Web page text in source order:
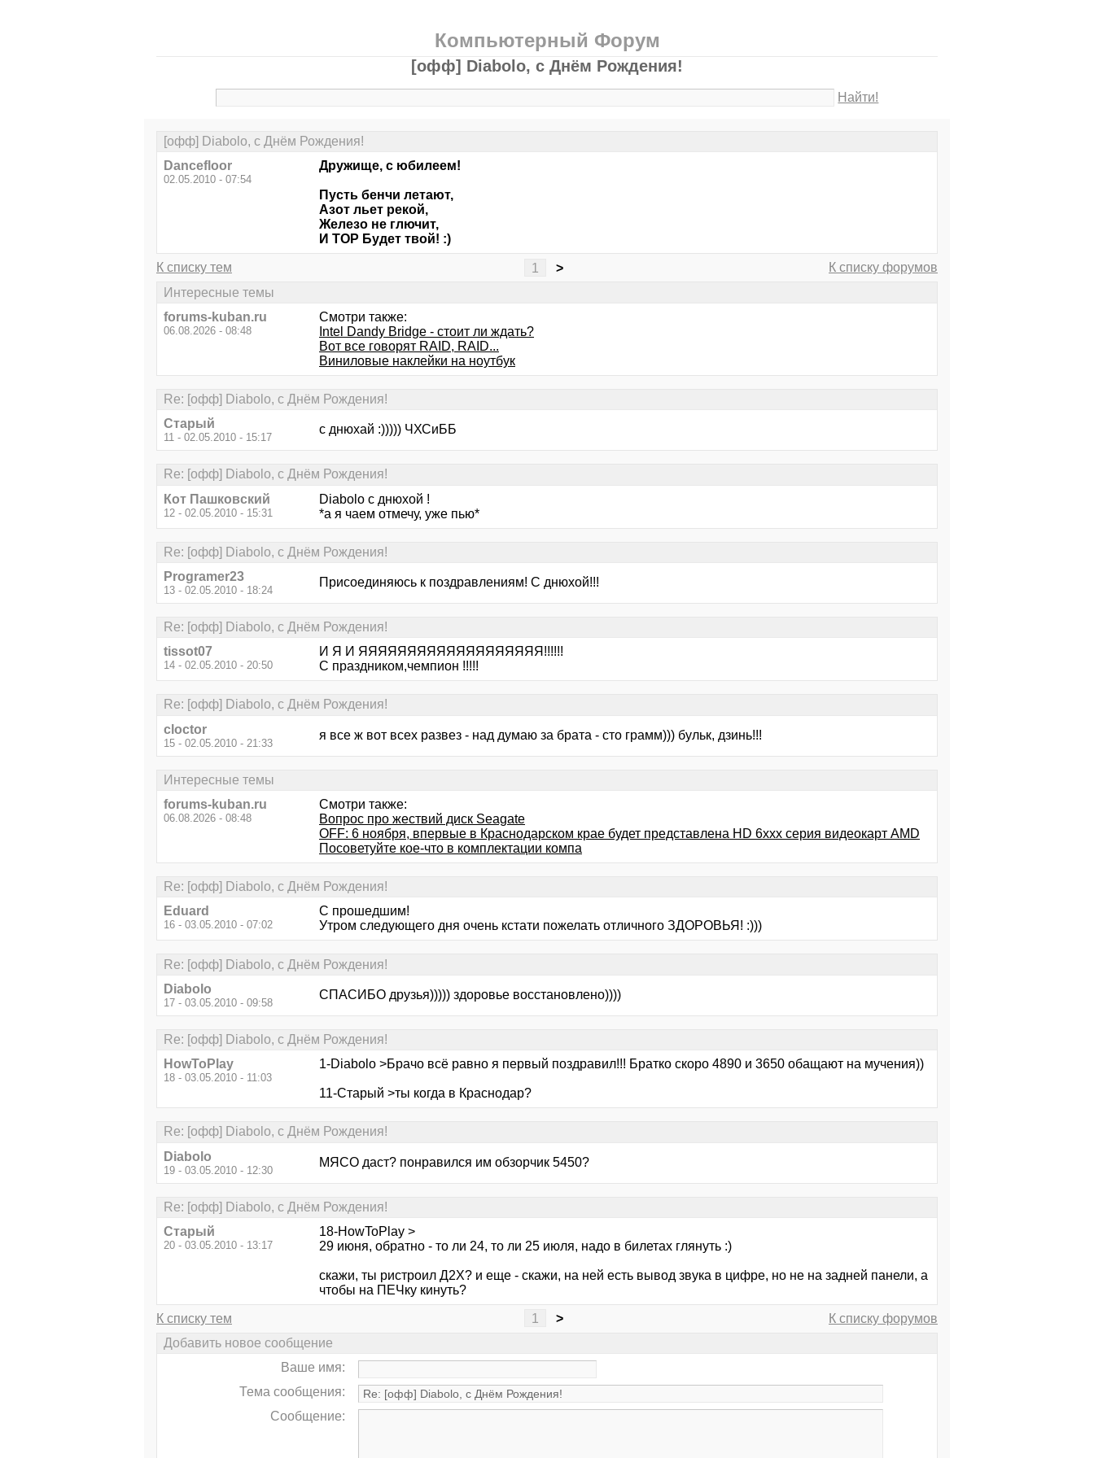
Компьютерный Форум
[офф] Diabolo, с Днём Рождения!
Найти!
[офф] Diabolo, с Днём Рождения!
Dancefloor
02.05.2010 - 07:54
Дружище, с юбилеем!
Пусть бенчи летают,
Азот льет рекой,
Железо не глючит,
И TOP Будет твой! :)
К списку тем 1 >
К списку форумов
Интересные темы
forums-kuban.ru
06.08.2026 - 08:48
Смотри также:
Intel Dandy Bridge - стоит ли ждать?
Вот все говорят RAID, RAID...
Виниловые наклейки на ноутбук
Re: [офф] Diabolo, с Днём Рождения!
Старый
11 - 02.05.2010 - 15:17
c днюхай :))))) ЧХСиББ
Re: [офф] Diabolo, с Днём Рождения!
Кот Пашковский
12 - 02.05.2010 - 15:31
Diabolo с днюхой !
*а я чаем отмечу, уже пью*
Re: [офф] Diabolo, с Днём Рождения!
Programer23
13 - 02.05.2010 - 18:24
Присоединяюсь к поздравлениям! С днюхой!!!
Re: [офф] Diabolo, с Днём Рождения!
tissot07
14 - 02.05.2010 - 20:50
И Я И ЯЯЯЯЯЯЯЯЯЯЯЯЯЯЯЯЯЯЯ!!!!!!
С праздником,чемпион !!!!!
Re: [офф] Diabolo, с Днём Рождения!
cloctor
15 - 02.05.2010 - 21:33
я все ж вот всех развез - над думаю за брата - сто грамм))) бульк, дзинь!!!
Интересные темы
forums-kuban.ru
06.08.2026 - 08:48
Смотри также:
Вопрос про жествий диск Seagate
OFF: 6 ноября, впервые в Краснодарском крае будет представлена HD 6xxx серия видеокарт AMD
Посоветуйте кое-что в комплектации компа
Re: [офф] Diabolo, с Днём Рождения!
Eduard
16 - 03.05.2010 - 07:02
С прошедшим!
Утром следующего дня очень кстати пожелать отличного ЗДОРОВЬЯ! :)))
Re: [офф] Diabolo, с Днём Рождения!
Diabolo
17 - 03.05.2010 - 09:58
СПАСИБО друзья))))) здоровье восстановлено))))
Re: [офф] Diabolo, с Днём Рождения!
HowToPlay
18 - 03.05.2010 - 11:03
1-Diabolo >Брачо всё равно я первый поздравил!!! Братко скоро 4890 и 3650 обащают на мучения))
11-Старый >ты когда в Краснодар?
Re: [офф] Diabolo, с Днём Рождения!
Diabolo
19 - 03.05.2010 - 12:30
МЯСО даст? понравился им обзорчик 5450?
Re: [офф] Diabolo, с Днём Рождения!
Старый
20 - 03.05.2010 - 13:17
18-HowToPlay >
29 июня, обратно - то ли 24, то ли 25 июля, надо в билетах глянуть :)
скажи, ты ристроил Д2Х? и еще - скажи, на ней есть вывод звука в цифре, но не на задней панели, а
чтобы на ПЕЧку кинуть?
К списку тем 1 >
К списку форумов
Добавить новое сообщение
Ваше имя:
Тема сообщения:
Сообщение: